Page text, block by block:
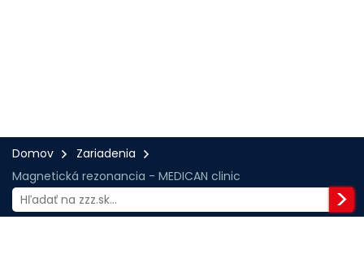
Domov
Zariadenia
Magnetická rezonancia - MEDICAN clinic